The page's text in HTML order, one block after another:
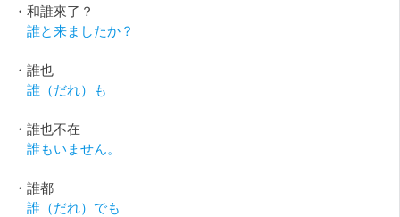
・和誰來了？
誰と来ましたか？
・誰也
誰（だれ）も
・誰也不在
誰もいません。
・誰都
誰（だれ）でも